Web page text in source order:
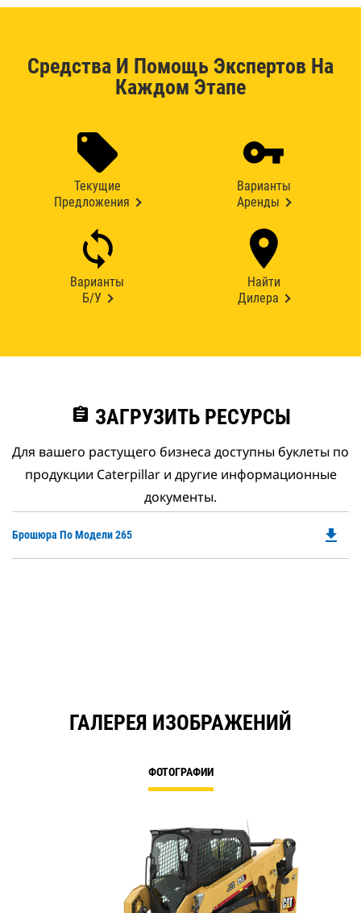
Средства И Помощь Экспертов На
Каждом Этапе
Текущие
Предложения
Варианты
Аренды
Варианты
Б/У
Найти
Дилера
assignment ЗАГРУЗИТЬ РЕСУРСЫ
Для вашего растущего бизнеса доступны буклеты по
продукции Caterpillar и другие информационные
документы.
Брошюра По Модели 265 file_download
ГАЛЕРЕЯ ИЗОБРАЖЕНИЙ
ФОТОГРАФИИ